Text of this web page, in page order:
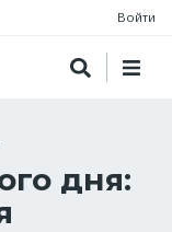
Войти
дня: